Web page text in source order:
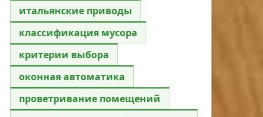
итальянские приводы
классификация мусора
критерии выбора
оконная автоматика
проветривание помещений